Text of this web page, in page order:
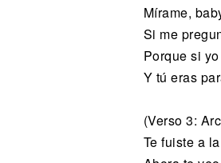
Mírame,
Si me
Porque si
Y tú eras
(Verso 3:
Te fuiste a